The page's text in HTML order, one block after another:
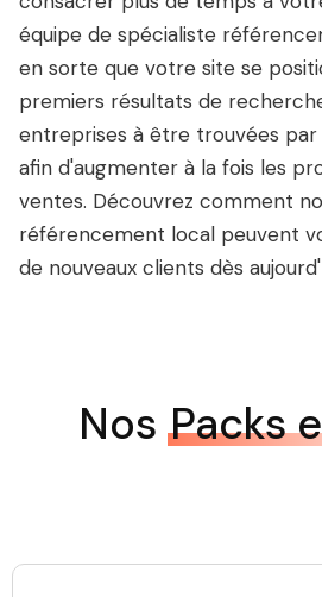
équipe de spécialiste
en sorte que votre site se
premiers résultats de
entreprises à être trouvées
afin d'augmenter à la fois les
ventes. Découvrez comment
référencement local peuvent
de nouveaux clients dès
Nos Packs